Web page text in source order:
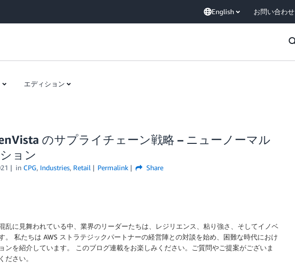
English お問い合わせ
エディション
のサプライチェーン戦略 – ニューノーマル
ョン
in CPG, Industries, Retail Permalink Share
乱に見舞われている中、業界のリーダーたちは、レジリエンス、粘り強さ、そしてイノベ
。 私たちは AWS ストラテジックパートナーの経営陣との対談を始め、困難な時代におけ
ンを紹介しています。 このブログ連載をお楽しみください。ご質問やご提案がございま
ださい。